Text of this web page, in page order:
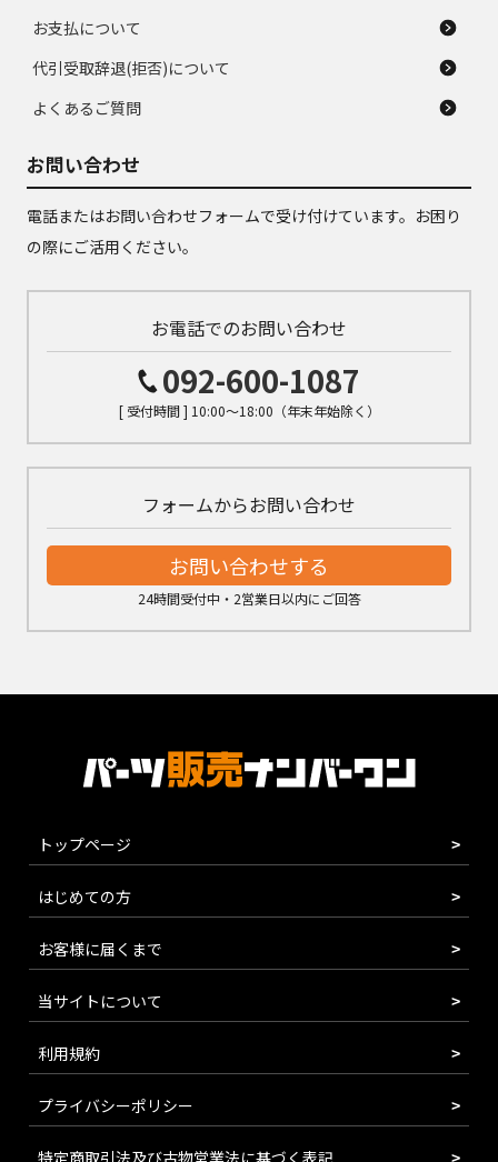
お支払について
代引受取辞退(拒否)について
よくあるご質問
お問い合わせ
電話またはお問い合わせフォームで受け付けています。お困り
の際にご活用ください。
お電話でのお問い合わせ
092-600-1087
[ 受付時間 ] 10:00～18:00（年末年始除く）
フォームからお問い合わせ
お問い合わせする
24時間受付中・2営業日以内にご回答
トップページ
はじめての方
お客様に届くまで
当サイトについて
利用規約
プライバシーポリシー
特定商取引法及び古物営業法に基づく表記